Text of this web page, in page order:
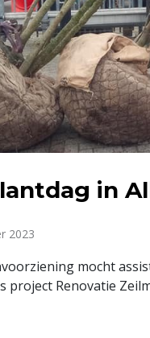
in
2023
mocht
project Renovatie